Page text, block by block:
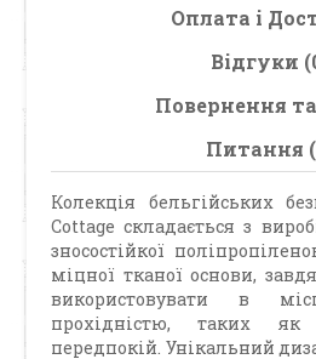
Оплата і
Відгуки
Повернення
Питання
Колекція бельгійських
Cottage складається з
зносостійкої
міцної тканої основи,
використовувати в
прохідністю, таких як
передпокій. Унікальний